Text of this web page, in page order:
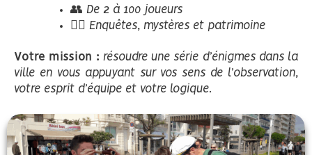
👥 De 2 à 100 joueurs
🕵️‍♂️ Enquêtes, mystères et patrimoine
Votre mission : résoudre une série d’énigmes dans la
ville en vous appuyant sur vos sens de l’observation,
votre esprit d’équipe et votre logique.